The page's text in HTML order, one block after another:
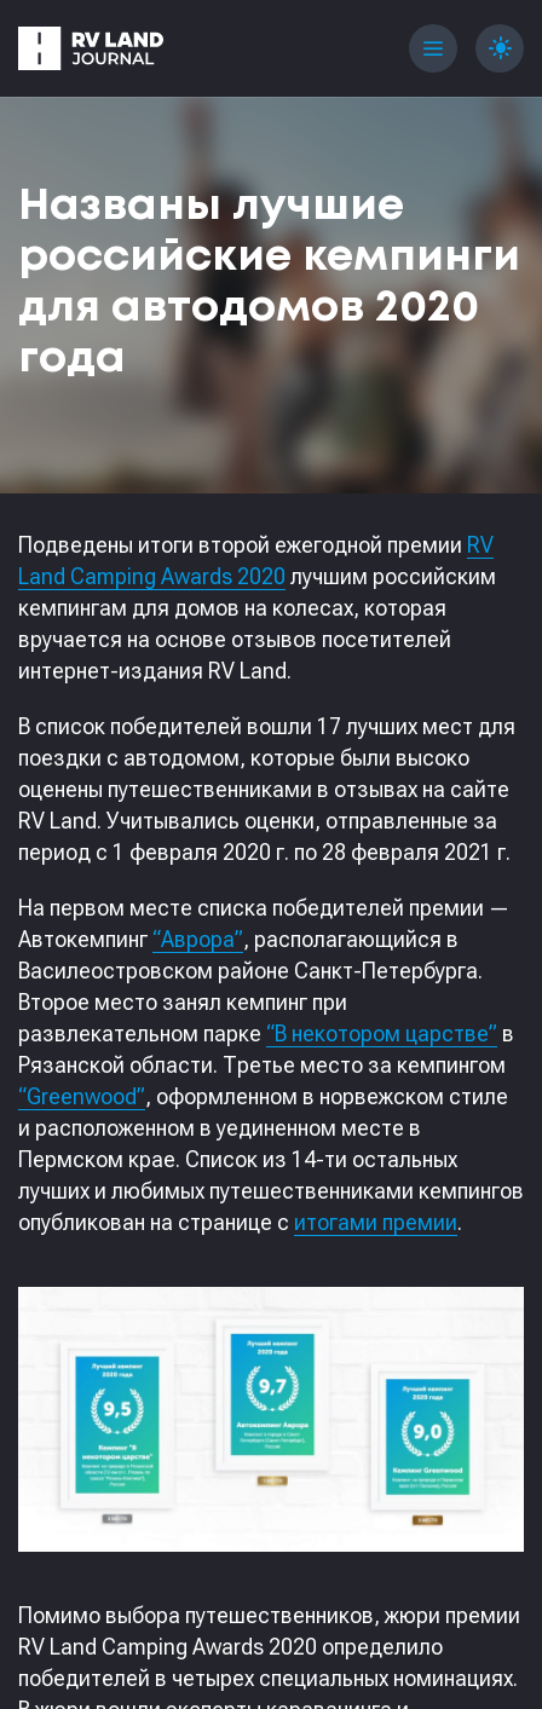
menu light_mode
Названы лучшие
российские кемпинги
для автодомов 2020
года
Подведены итоги второй ежегодной премии RV
Land Camping Awards 2020 лучшим российским
кемпингам для домов на колесах, которая
вручается на основе отзывов посетителей
интернет-издания RV Land.
В список победителей вошли 17 лучших мест для
поездки с автодомом, которые были высоко
оценены путешественниками в отзывах на сайте
RV Land. Учитывались оценки, отправленные за
период с 1 февраля 2020 г. по 28 февраля 2021 г.
На первом месте списка победителей премии —
Автокемпинг “Аврора”, располагающийся в
Василеостровском районе Санкт-Петербурга.
Второе место занял кемпинг при
развлекательном парке “В некотором царстве” в
Рязанской области. Третье место за кемпингом
“Greenwood”, оформленном в норвежском стиле
и расположенном в уединенном месте в
Пермском крае. Список из 14-ти остальных
лучших и любимых путешественниками кемпингов
опубликован на странице с итогами премии.
Помимо выбора путешественников, жюри премии
RV Land Camping Awards 2020 определило
победителей в четырех специальных номинациях.